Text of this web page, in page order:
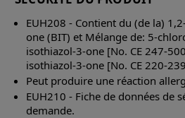
EUH208 - Contient du (de la)
one (BIT) et Mélange de: 5-
isothiazol-3-one [No. CE 247-
isothiazol-3-one [No. CE 220-
Peut produire une réaction
EUH210 - Fiche de données de
demande.